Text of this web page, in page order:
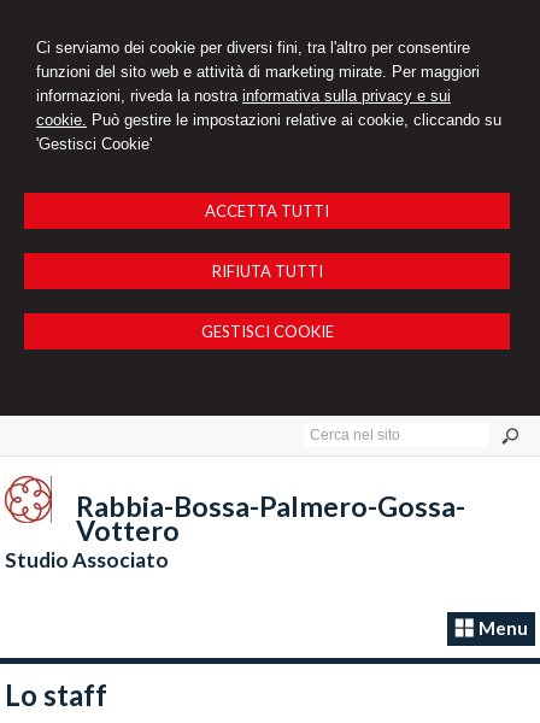
Ci serviamo dei cookie per diversi fini, tra l'altro per consentire
funzioni del sito web e attività di marketing mirate. Per maggiori
informazioni, riveda la nostra informativa sulla privacy e sui
cookie. Può gestire le impostazioni relative ai cookie, cliccando su
'Gestisci Cookie'
ACCETTA TUTTI
RIFIUTA TUTTI
GESTISCI COOKIE
Rabbia-Bossa-Palmero-Gossa-
Vottero
Studio Associato
Menu
Lo staff